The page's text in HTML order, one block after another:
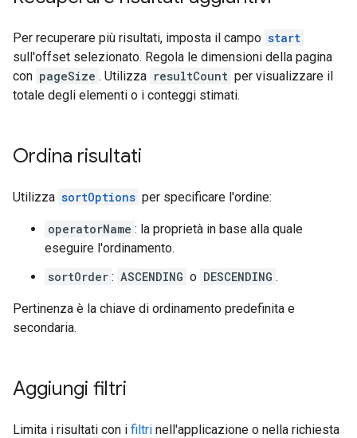
Per recuperare più risultati, imposta il campo start
sull'offset selezionato. Regola le dimensioni della pagina
con pageSize . Utilizza resultCount per visualizzare il
totale degli elementi o i conteggi stimati.
Ordina risultati
Utilizza sortOptions per specificare l'ordine:
operatorName : la proprietà in base alla quale
eseguire l'ordinamento.
sortOrder : ASCENDING o DESCENDING .
Pertinenza è la chiave di ordinamento predefinita e
secondaria.
Aggiungi filtri
Limita i risultati con i filtri nell'applicazione o nella richiesta